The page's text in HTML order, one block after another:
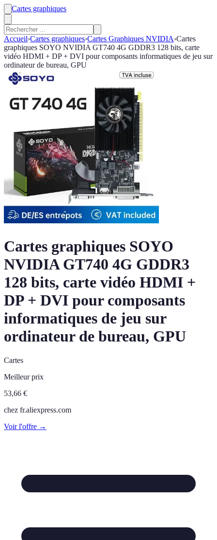
Cartes graphiques
Accueil›Cartes graphiques›Cartes Graphiques NVIDIA›Cartes
graphiques SOYO NVIDIA GT740 4G GDDR3 128 bits, carte
vidéo HDMI + DP + DVI pour composants informatiques de jeu sur
ordinateur de bureau, GPU
Cartes graphiques SOYO
NVIDIA GT740 4G GDDR3
128 bits, carte vidéo HDMI +
DP + DVI pour composants
informatiques de jeu sur
ordinateur de bureau, GPU
Cartes
Meilleur prix
53,66 €
chez fr.aliexpress.com
Voir l'offre →